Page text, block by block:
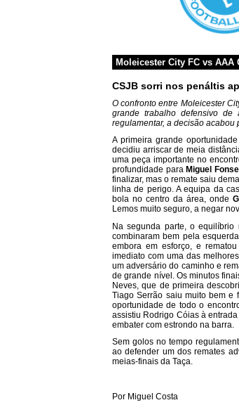
Moleicester City FC vs AAA
CSJB sorri nos penáltis
O confronto entre Moleicester
grande trabalho defensivo
regulamentar, a decisão acabou
A primeira grande
decidiu arriscar de meia
uma peça importante no
profundidade para Miguel
finalizar, mas o remate saiu
linha de perigo. A equipa da
bola no centro da área, onde
Lemos muito seguro, a negar
Na segunda parte, o equilíbrio
combinaram bem pela
embora em esforço, e
imediato com uma das
um adversário do caminho e
de grande nível. Os minutos
Neves, que de primeira
Tiago Serrão saiu muito bem e
oportunidade de todo o
assistiu Rodrigo Cóias à
embater com estrondo na barra.
Sem golos no tempo
ao defender um dos remates
meias-finais da Taça.
Por Miguel Costa